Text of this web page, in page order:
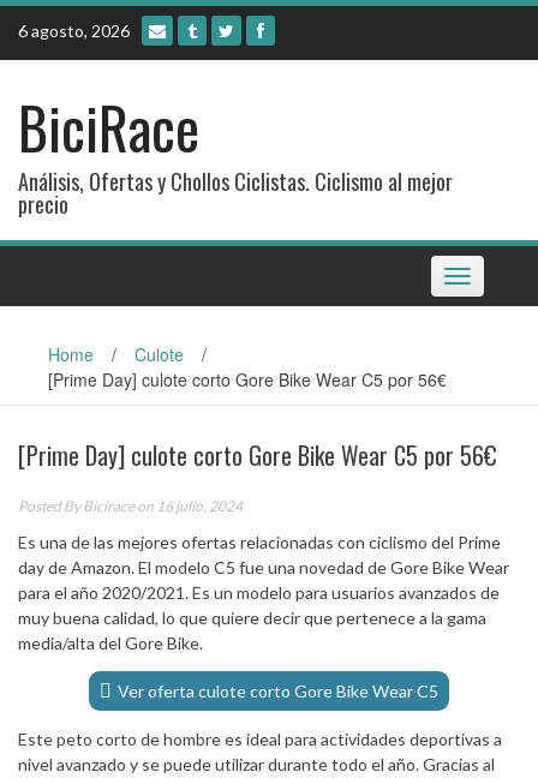
Skip
content
6 agosto, 2026
BiciRace
Análisis, Ofertas y Chollos Ciclistas. Ciclismo al mejor
precio
Toggle
navigation
Home / Culote
/
[Prime Day] culote corto Gore Bike Wear C5 por 56€
[Prime Day] culote corto Gore Bike Wear C5 por 56€
Posted ByBiciraceon 16 julio, 2024
Es una de las mejores ofertas relacionadas con ciclismo del Prime
day de Amazon. El modelo C5 fue una novedad de Gore Bike Wear
para el año 2020/2021. Es un modelo para usuarios avanzados de
muy buena calidad, lo que quiere decir que pertenece a la gama
media/alta del Gore Bike.
Ver oferta culote corto Gore Bike Wear C5
Este peto corto de hombre es ideal para actividades deportivas a
nivel avanzado y se puede utilizar durante todo el año. Gracias al